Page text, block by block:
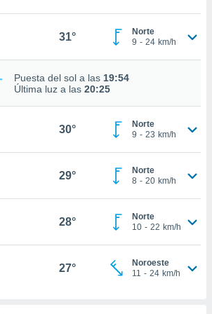
31°
Norte
9 - 24 km/h
Puesta del sol a las 19:54
Última luz a las 20:25
30°
Norte
9 - 23 km/h
29°
Norte
8 - 20 km/h
28°
Norte
10 - 22 km/h
27°
Noroeste
11 - 24 km/h